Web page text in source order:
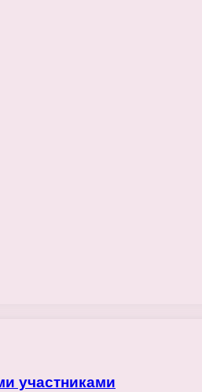
участниками